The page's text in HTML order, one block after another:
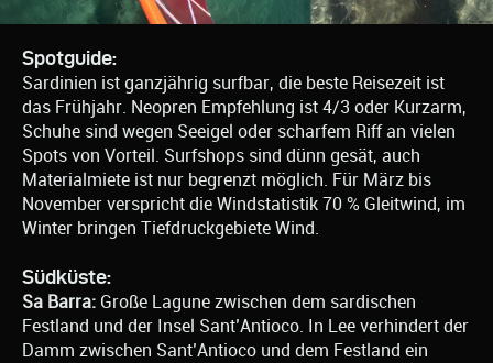
Spotguide:
Sardinien ist ganzjährig surfbar, die beste Reisezeit ist
das Frühjahr. Neopren Empfehlung ist 4/3 oder Kurzarm,
Schuhe sind wegen Seeigel oder scharfem Riff an vielen
Spots von Vorteil. Surfshops sind dünn gesät, auch
Materialmiete ist nur begrenzt möglich. Für März bis
November verspricht die Windstatistik 70 % Gleitwind, im
Winter bringen Tiefdruckgebiete Wind.
Südküste:
Sa Barra: Große Lagune zwischen dem sardischen
Festland und der Insel Sant’Antioco. In Lee verhindert der
Damm zwischen Sant’Antioco und dem Festland ein